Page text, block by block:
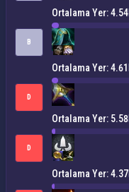
Ortalama Yer: 4.54
B
Ortalama Yer: 4.61
D
Ortalama Yer: 5.58
D
Ortalama Yer: 4.37